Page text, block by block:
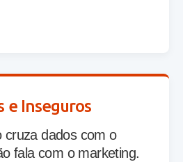
e Inseguros
cruza dados com o
fala com o marketing.